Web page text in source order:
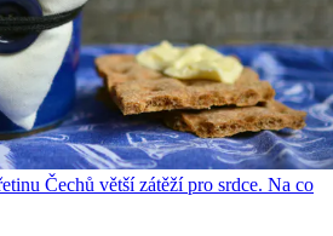
Čechů větší zátěží pro srdce. Na co